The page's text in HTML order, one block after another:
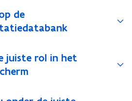
de
juiste rol in het